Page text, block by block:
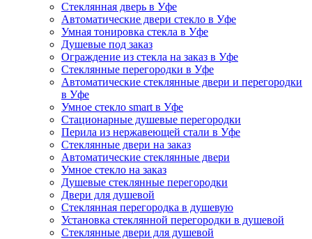
Стеклянная дверь в Уфе
Автоматические двери стекло в Уфе
Умная тонировка стекла в Уфе
Душевые под заказ
Ограждение из стекла на заказ в Уфе
Стеклянные перегородки в Уфе
Автоматические стеклянные двери и перегородки
в Уфе
Умное стекло smart в Уфе
Стационарные душевые перегородки
Перила из нержавеющей стали в Уфе
Стеклянные двери на заказ
Автоматические стеклянные двери
Умное стекло на заказ
Душевые стеклянные перегородки
Двери для душевой
Стеклянная перегородка в душевую
Установка стеклянной перегородки в душевой
Стеклянные двери для душевой